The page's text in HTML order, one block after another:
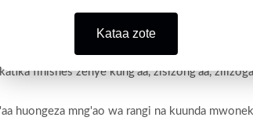
hutoa unyumbufu na uwazi zaidi, huku karatasi
uzito wa bidhaa, ugumu unaohitajika wa
za kukunja masanduku huja katika
finishes zenye kung'aa, zisizong'aa,
huongeza mng'ao wa rangi na kuunda
Kataa zote